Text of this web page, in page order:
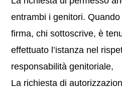
entrambi i genitori.
firma, chi sottoscrive, è
effettuato l’istanza nel
responsabilità genitoriale,
La richiesta di